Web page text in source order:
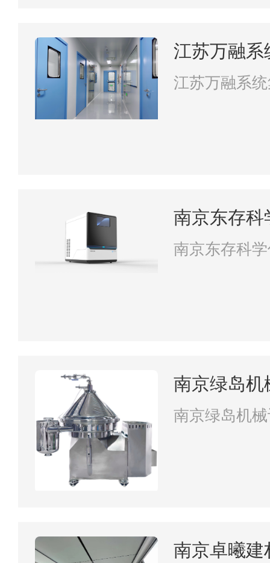
江苏万融系
江苏万融系
南京东存科
南京东存科
南京绿岛机
南京绿岛机
南京卓曦建